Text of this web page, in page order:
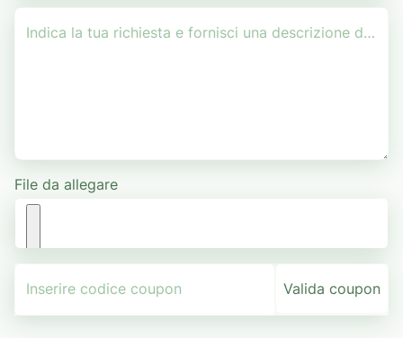
Indica la tua richiesta e fornisci una descrizione dettagliata.
File da allegare
Inserire codice coupon